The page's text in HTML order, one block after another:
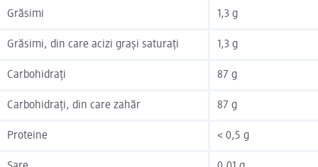
Grăsimi 1,3 g
Grăsimi, din care acizi grași saturați 1,3 g
Carbohidrați 87 g
Carbohidrați, din care zahăr 87 g
Proteine < 0,5 g